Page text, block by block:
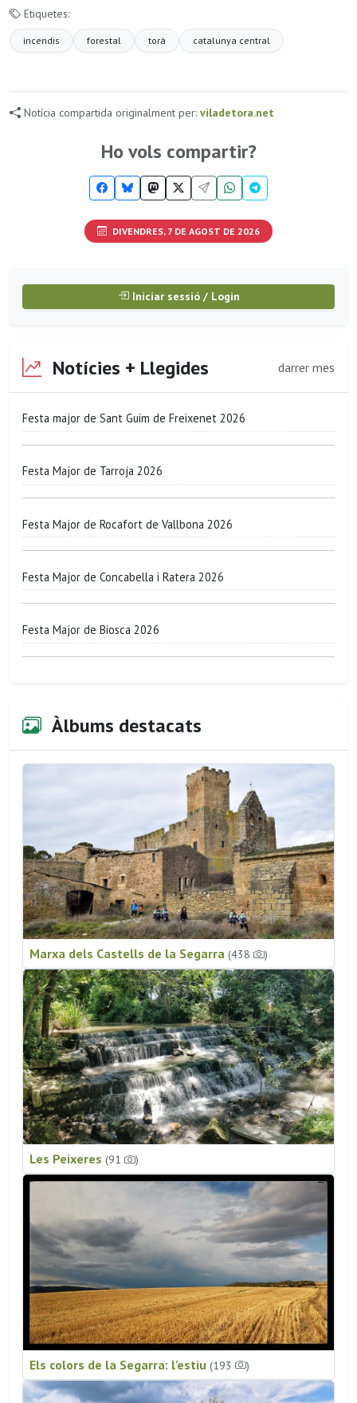
Etiquetes:
incendis forestal torà catalunya central
Notícia compartida originalment per: viladetora.net
Ho vols compartir?
DIVENDRES, 7 DE AGOST DE 2026
Iniciar sessió / Login
Notícies + Llegides darrer mes
Festa major de Sant Guim de Freixenet 2026
Festa Major de Tarroja 2026
Festa Major de Rocafort de Vallbona 2026
Festa Major de Concabella i Ratera 2026
Festa Major de Biosca 2026
Àlbums destacats
Marxa dels Castells de la Segarra (438 )
Les Peixeres (91 )
Els colors de la Segarra: l'estiu (193 )